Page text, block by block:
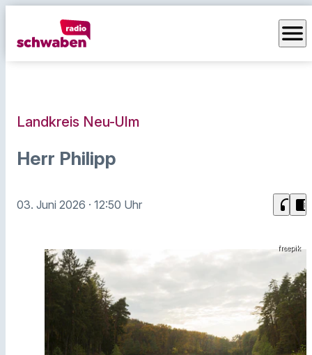
menu
Landkreis Neu-Ulm
Herr Philipp
03. Juni 2026 · 12:50 Uhr headphones chrome_reader_mode
freepik